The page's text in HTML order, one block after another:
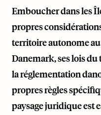
Emboucher dans les
propres
territoire autonome
Danemark, ses lois
la réglementation
propres règles
paysage juridique est